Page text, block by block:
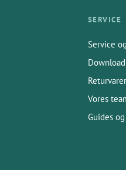
SERVICE
Service
Returvarer
Vores
Guides